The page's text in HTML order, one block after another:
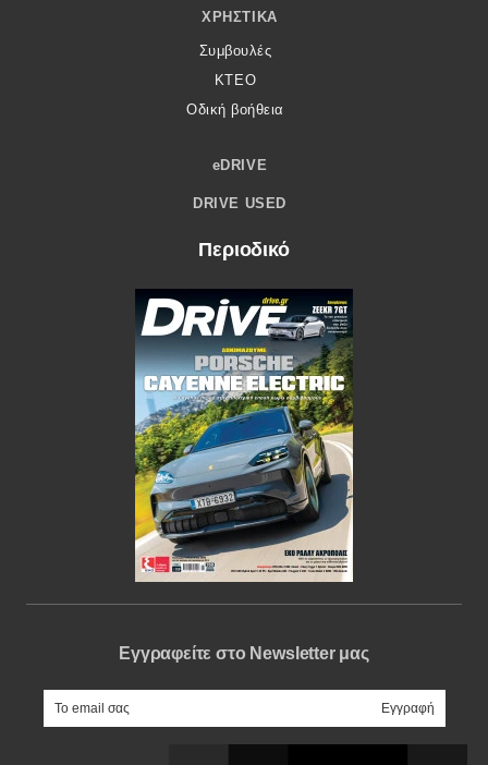
ΧΡΗΣΤΙΚΆ
Συμβουλές
ΚΤΕΟ
Οδική βοήθεια
eDRIVE
DRIVE USED
Περιοδικό
Εγγραφείτε στο Newsletter μας
e-mail